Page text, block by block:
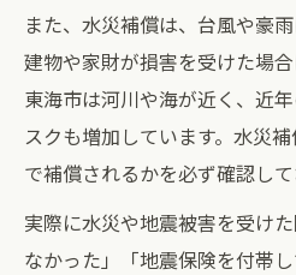
また、水災補償は、台風や豪
建物や家財が損害を受けた場合
東海市は河川や海が近く、近
スクも増加しています。水災
で補償されるかを必ず確認して
実際に水災や地震被害を受け
なかった」「地震保険を付帯